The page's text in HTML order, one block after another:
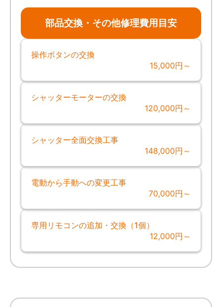
部品交換・その他修理費用目安
操作ボタンの交換
15,000円～
シャッターモーターの交換
120,000円～
シャッター全面交換工事
148,000円～
電動から手動への変更工事
70,000円～
専用リモコンの追加・交換（1個）
12,000円～